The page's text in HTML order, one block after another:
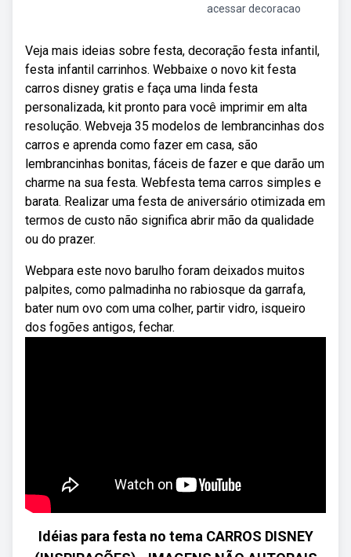
acessar decoracao
Veja mais ideias sobre festa, decoração festa infantil,
festa infantil carrinhos. Webbaixe o novo kit festa
carros disney gratis e faça uma linda festa
personalizada, kit pronto para você imprimir em alta
resolução. Webveja 35 modelos de lembrancinhas dos
carros e aprenda como fazer em casa, são
lembrancinhas bonitas, fáceis de fazer e que darão um
charme na sua festa. Webfesta tema carros simples e
barata. Realizar uma festa de aniversário otimizada em
termos de custo não significa abrir mão da qualidade
ou do prazer.
Webpara este novo barulho foram deixados muitos
palpites, como palmadinha no rabiosque da garrafa,
bater num ovo com uma colher, partir vidro, isqueiro
dos fogões antigos, fechar.
Idéias para festa no tema CARROS DISNEY